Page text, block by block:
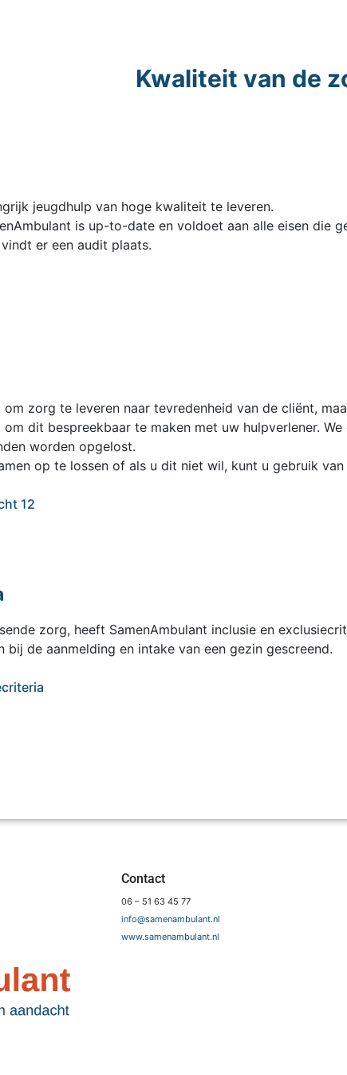
Kwaliteit van de
jeugdhulp van hoge kwaliteit te leveren.
is up-to-date en voldoet aan alle eisen die
er een audit plaats.
zorg te leveren naar tevredenheid van de cliënt,
dit bespreekbaar te maken met uw hulpverlener.
worden opgelost.
op te lossen of als u dit niet wil, kunt u gebruik
12
zorg, heeft SamenAmbulant inclusie en
de aanmelding en intake van een gezin gescreend.
Contact
06 – 51 63 45 77
info@samenambulant.nl
www.samenambulant.nl